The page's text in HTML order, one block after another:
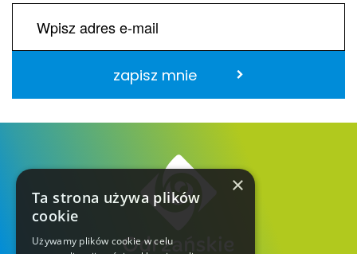
zapisz mnie
×
Ta strona używa plików
cookie
Używamy plików cookie w celu